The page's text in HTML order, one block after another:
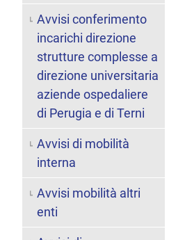
Avvisi conferimento
incarichi direzione
strutture complesse a
direzione universitaria
aziende ospedaliere
di Perugia e di Terni
Avvisi di mobilità
interna
Avvisi mobilità altri
enti